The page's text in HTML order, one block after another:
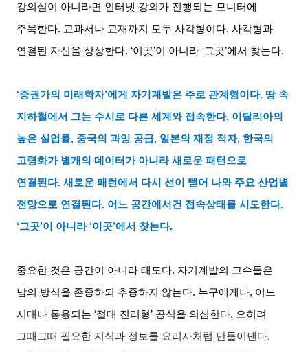
강의실이 아니라면 인터넷 강의가 진행되는 모니터에
주목한다. 교과서나 교재까지 모두 사각형이다.사각형과
연결된 자신을 상상한다. ‘이곳’이 아니라 ‘그곳’에서 찾는다.
‘증권가의 미래학자’에게 자기계발은 주로 관계형이다. 땅 속
지하철에서 그는 수시로 다른 세계와 접속한다. 이탈리아의
높은 실업률, 중국의 과잉 공급, 일본의 재정 적자, 한국의
고령화가 별개의 데이터가 아니라 새로운 패턴으로
연결된다.새로운 패턴에서 다시 선이 뻗어 나와 주요 산업별
전망으로 연결된다. 어느 공간에서건 접속상태를 시도한다.
‘그곳’이 아니라‘이곳’에서 찾는다.
중요한 것은 공간이 아니라 태도다. 자기계발의 고수들은
남의 방식을 존중하되 추종하지 않는다. 누구에게나, 어느
시대나 통용되는 ‘절대 진리형’ 공식을 의심한다. 오히려
그때그때 필요한 지식과 정보를 요리사처럼 만들어낸다.